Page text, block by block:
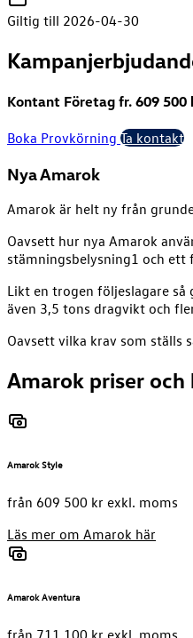
Giltig till 2026-04-30
Kontant Företag fr. 609 500
Boka Provkörning Ta kontakt
Nya Amarok
Amarok är helt ny från
Oavsett hur nya Amarok
stämningsbelysning1 och ett
Likt en trogen följeslagare
även 3,5 tons dragvikt och
Oavsett vilka krav som ställs
Amarok priser
Amarok Style
från 609 500 kr exkl. moms
Läs mer om Amarok här
Amarok Aventura
från 711 100 kr exkl. moms